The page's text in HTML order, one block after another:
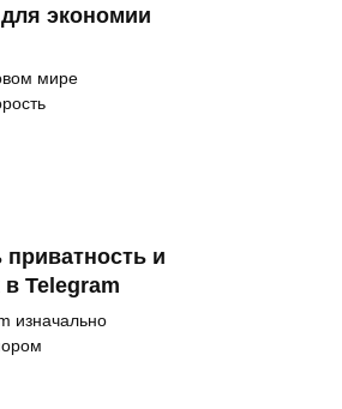
экономии
мире
приватность и
Telegram
изначально